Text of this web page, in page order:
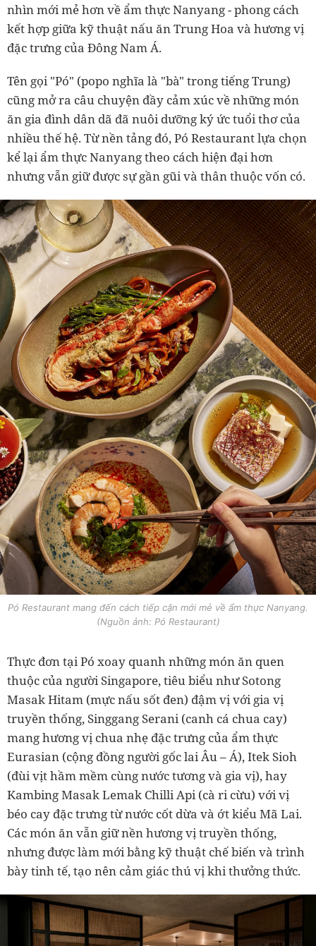
nhìn mới mẻ hơn về ẩm thực Nanyang - phong cách
kết hợp giữa kỹ thuật nấu ăn Trung Hoa và hương vị
đặc trưng của Đông Nam Á.
Tên gọi "Pó" (popo nghĩa là "bà" trong tiếng Trung)
cũng mở ra câu chuyện đầy cảm xúc về những món
ăn gia đình dân dã đã nuôi dưỡng ký ức tuổi thơ của
nhiều thế hệ. Từ nền tảng đó, Pó Restaurant lựa chọn
kể lại ẩm thực Nanyang theo cách hiện đại hơn
nhưng vẫn giữ được sự gần gũi và thân thuộc vốn có.
Pó Restaurant mang đến cách tiếp cận mới mẻ về ẩm thực Nanyang.
(Nguồn ảnh: Pó Restaurant)
Thực đơn tại Pó xoay quanh những món ăn quen
thuộc của người Singapore, tiêu biểu như Sotong
Masak Hitam (mực nấu sốt đen) đậm vị với gia vị
truyền thống, Singgang Serani (canh cá chua cay)
mang hương vị chua nhẹ đặc trưng của ẩm thực
Eurasian (cộng đồng người gốc lai Âu – Á), Itek Sioh
(đùi vịt hầm mềm cùng nước tương và gia vị), hay
Kambing Masak Lemak Chilli Api (cà ri cừu) với vị
béo cay đặc trưng từ nước cốt dừa và ớt kiểu Mã Lai.
Các món ăn vẫn giữ nền hương vị truyền thống,
nhưng được làm mới bằng kỹ thuật chế biến và trình
bày tinh tế, tạo nên cảm giác thú vị khi thưởng thức.